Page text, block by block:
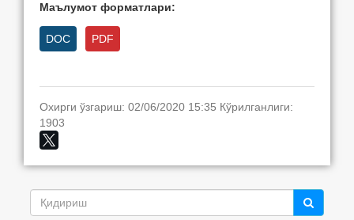
Маълумот форматлари:
DOC PDF
Охирги ўзгариш: 02/06/2020 15:35 Кўрилганлиги:
1903